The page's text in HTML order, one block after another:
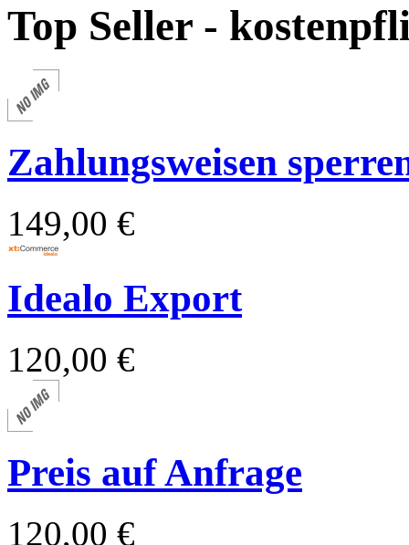
Top Seller -
Zahlungsweisen
149,00 €
Idealo Export
120,00 €
Preis auf Anfrage
120,00 €